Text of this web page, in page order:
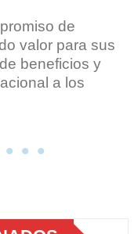
de
valor para sus
beneficios y
a los